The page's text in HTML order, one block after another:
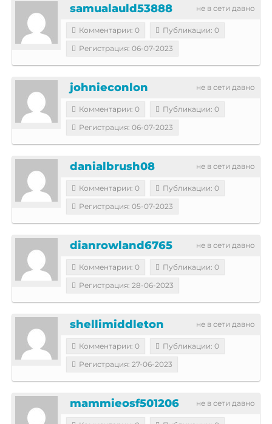
не в сети давно
samualauld53888
Комментарии: 0
Публикации: 0
Регистрация: 06-07-2023
не в сети давно
johnieconlon
Комментарии: 0
Публикации: 0
Регистрация: 06-07-2023
не в сети давно
danialbrush08
Комментарии: 0
Публикации: 0
Регистрация: 05-07-2023
не в сети давно
dianrowland6765
Комментарии: 0
Публикации: 0
Регистрация: 28-06-2023
не в сети давно
shellimiddleton
Комментарии: 0
Публикации: 0
Регистрация: 27-06-2023
не в сети давно
mammieosf501206